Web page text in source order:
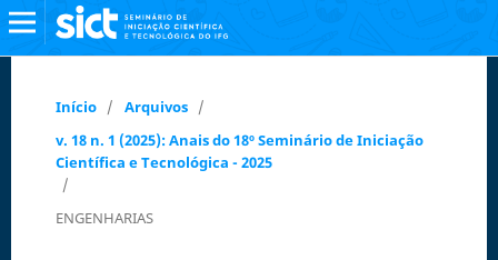
Início / Arquivos /
v. 18 n. 1 (2025): Anais do 18º Seminário de Iniciação
Científica e Tecnológica - 2025
/
ENGENHARIAS